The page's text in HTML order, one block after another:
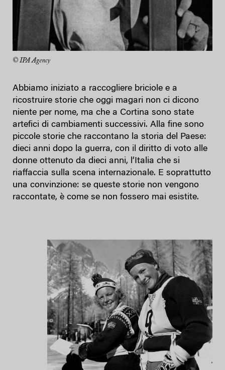
© IPA Agency
Abbiamo iniziato a raccogliere briciole e a
ricostruire storie che oggi magari non ci dicono
niente per nome, ma che a Cortina sono state
artefici di cambiamenti successivi. Alla fine sono
piccole storie che raccontano la storia del Paese:
dieci anni dopo la guerra, con il diritto di voto alle
donne ottenuto da dieci anni, l’Italia che si
riaffaccia sulla scena internazionale. E soprattutto
una convinzione: se queste storie non vengono
raccontate, è come se non fossero mai esistite.